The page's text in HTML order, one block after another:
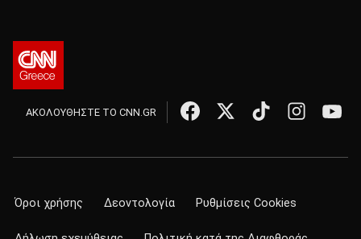
ΑΚΟΛΟΥΘΗΣΤΕ ΤΟ CNN.GR
Όροι χρήσης Δεοντολογία Ρυθμίσεις Cookies